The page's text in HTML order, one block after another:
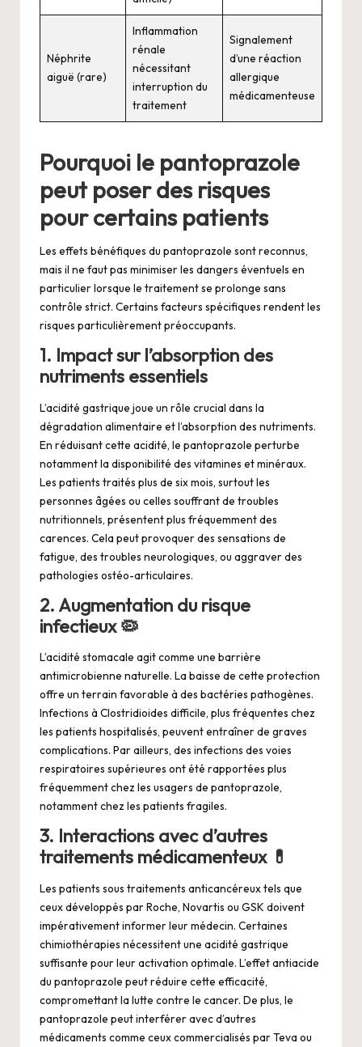
Néphrite
aiguë (rare)
Inflammation
rénale
nécessitant
interruption du
traitement
Signalement
d’une réaction
allergique
médicamenteuse
Pourquoi le pantoprazole
peut poser des risques
pour certains patients
Les effets bénéfiques du pantoprazole sont reconnus,
mais il ne faut pas minimiser les dangers éventuels en
particulier lorsque le traitement se prolonge sans
contrôle strict. Certains facteurs spécifiques rendent les
risques particulièrement préoccupants.
1. Impact sur l’absorption des
nutriments essentiels
L’acidité gastrique joue un rôle crucial dans la
dégradation alimentaire et l’absorption des nutriments.
En réduisant cette acidité, le pantoprazole perturbe
notamment la disponibilité des vitamines et minéraux.
Les patients traités plus de six mois, surtout les
personnes âgées ou celles souffrant de troubles
nutritionnels, présentent plus fréquemment des
carences. Cela peut provoquer des sensations de
fatigue, des troubles neurologiques, ou aggraver des
pathologies ostéo-articulaires.
2. Augmentation du risque
infectieux 🦠
L’acidité stomacale agit comme une barrière
antimicrobienne naturelle. La baisse de cette protection
offre un terrain favorable à des bactéries pathogènes.
Infections à Clostridioides difficile, plus fréquentes chez
les patients hospitalisés, peuvent entraîner de graves
complications. Par ailleurs, des infections des voies
respiratoires supérieures ont été rapportées plus
fréquemment chez les usagers de pantoprazole,
notamment chez les patients fragiles.
3. Interactions avec d’autres
traitements médicamenteux 💊
Les patients sous traitements anticancéreux tels que
ceux développés par Roche, Novartis ou GSK doivent
impérativement informer leur médecin. Certaines
chimiothérapies nécessitent une acidité gastrique
suffisante pour leur activation optimale. L’effet antiacide
du pantoprazole peut réduire cette efficacité,
compromettant la lutte contre le cancer. De plus, le
pantoprazole peut interférer avec d’autres
médicaments comme ceux commercialisés par Teva ou